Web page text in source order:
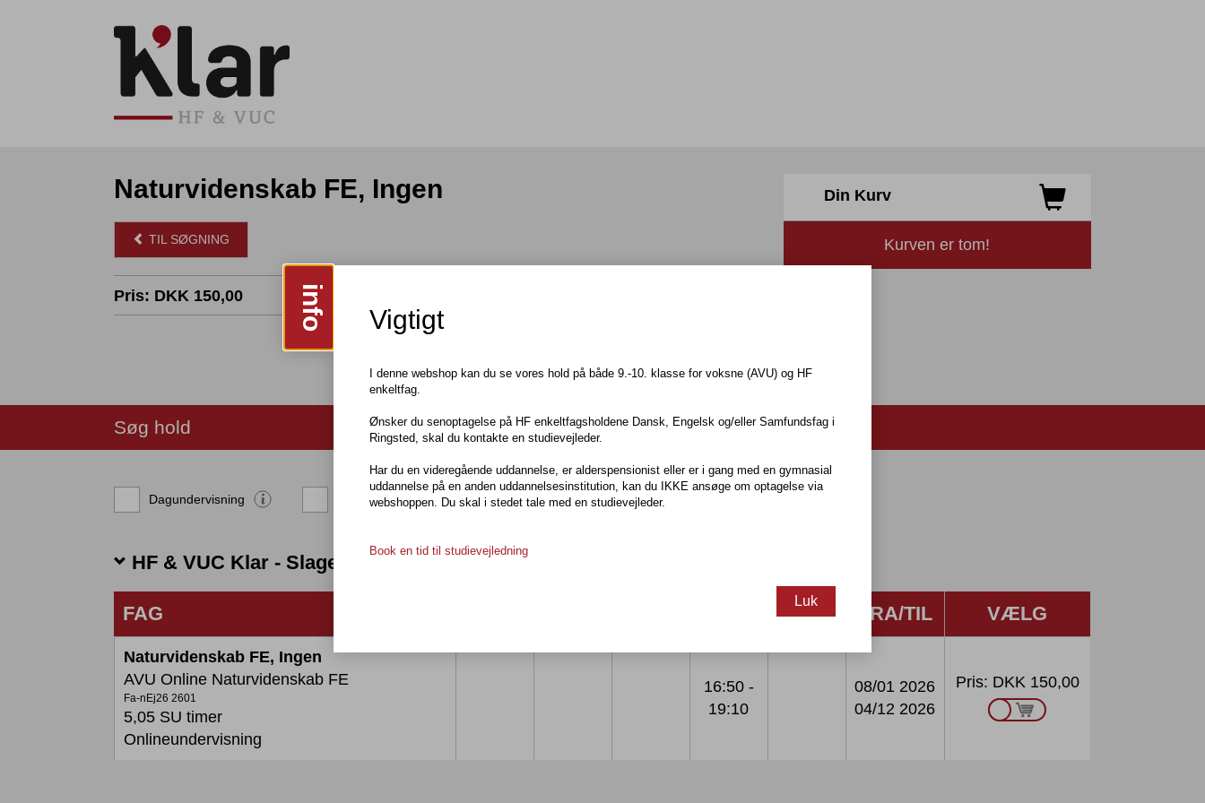
Naturvidenskab FE, Ingen
TIL SØGNING
Pris: DKK 150,00
Din Kurv
Kurven er tom!
Søg hold
Dagundervisning Onlineundervisning
HF & VUC Klar - Slagelse
viser
hold
for
en
specifik
skole.
FAG FRE FRA/TIL VÆLG
Naturvidenskab FE, Ingen
AVU Online Naturvidenskab FE
Fa-nEj26 2601
5,05 SU timer
Onlineundervisning
16:50 -
19:10
08/01 2026
04/12 2026
Pris: DKK 150,00
info Vigtigt
I denne webshop kan du se vores hold på både 9.-10. klasse for voksne (AVU) og HF
enkeltfag.
Ønsker du senoptagelse på HF enkeltfagsholdene Dansk, Engelsk og/eller Samfundsfag i
Ringsted, skal du kontakte en studievejleder.
Har du en videregående uddannelse, er alderspensionist eller er i gang med en gymnasial
uddannelse på en anden uddannelsesinstitution, kan du IKKE ansøge om optagelse via
webshoppen. Du skal i stedet tale med en studievejleder.
Book en tid til studievejledning
Luk